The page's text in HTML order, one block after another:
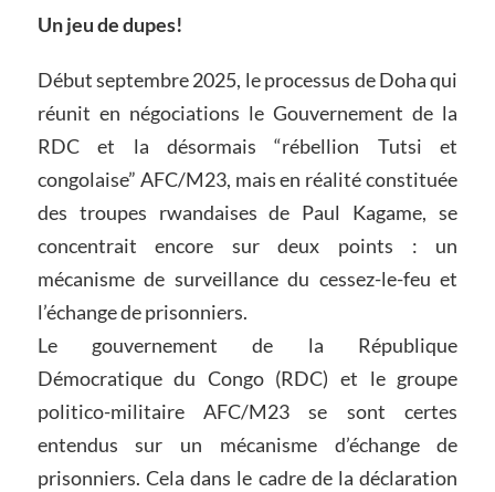
Un jeu de dupes!
Début septembre 2025, le processus de Doha qui
réunit en négociations le Gouvernement de la
RDC et la désormais “rébellion Tutsi et
congolaise” AFC/M23, mais en réalité constituée
des troupes rwandaises de Paul Kagame, se
concentrait encore sur deux points : un
mécanisme de surveillance du cessez-le-feu et
l’échange de prisonniers.
Le gouvernement de la République
Démocratique du Congo (RDC) et le groupe
politico-militaire AFC/M23 se sont certes
entendus sur un mécanisme d’échange de
prisonniers. Cela dans le cadre de la déclaration